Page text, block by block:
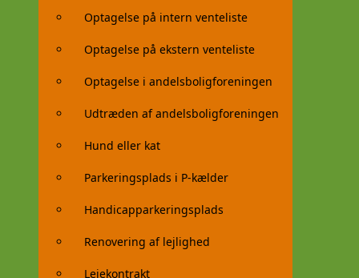
Optagelse på intern venteliste
Optagelse på ekstern venteliste
Optagelse i andelsboligforeningen
Udtræden af andelsboligforeningen
Hund eller kat
Parkeringsplads i P-kælder
Handicapparkeringsplads
Renovering af lejlighed
Lejekontrakt